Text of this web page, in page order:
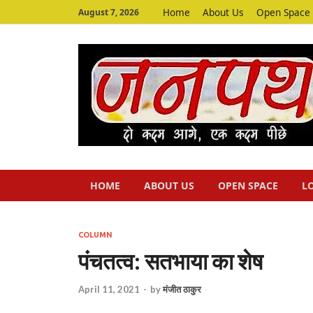
August 7, 2026 Home About Us Open Space
HOME ABOUT US OPEN SPACE
COLUMN
पंचतत्व: सतभाया का शेष
April 11, 2021 - byमंजीत ठाकुर